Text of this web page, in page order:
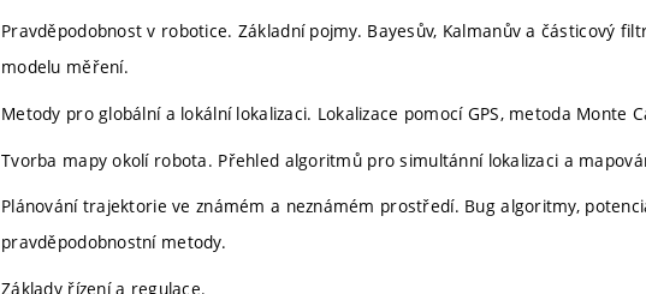
Pravděpodobnost v robotice. Základní pojmy. Bayesův, Kalmanův a částicový
modelu měření.
Metody pro globální a lokální lokalizaci. Lokalizace pomocí GPS, metoda Monte
Tvorba mapy okolí robota. Přehled algoritmů pro simultánní lokalizaci a
Plánování trajektorie ve známém a neznámém prostředí. Bug algoritmy,
pravděpodobnostní metody.
Základy řízení a regulace.